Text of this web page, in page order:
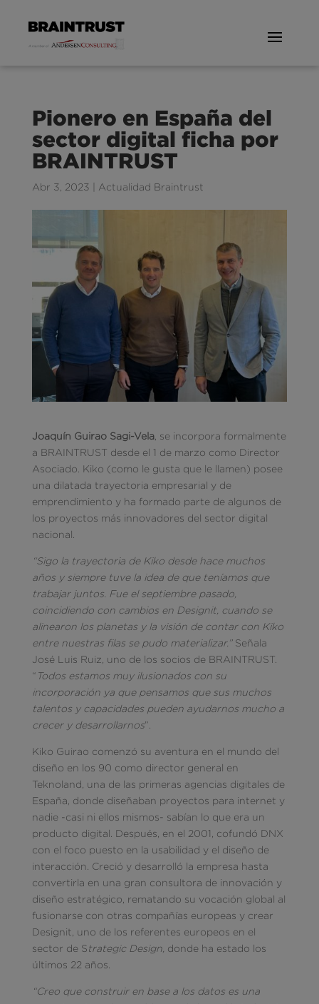
Pionero en España del
sector digital ficha por
BRAINTRUST
Abr 3, 2023 Actualidad Braintrust
Joaquín Guirao Sagi-Vela, se incorpora formalmente
a BRAINTRUST desde el 1 de marzo como Director
Asociado. Kiko (como le gusta que le llamen) posee
una dilatada trayectoria empresarial y de
emprendimiento y ha formado parte de algunos de
los proyectos más innovadores del sector digital
nacional.
“Sigo la trayectoria de Kiko desde hace muchos
años y siempre tuve la idea de que teníamos que
trabajar juntos. Fue el septiembre pasado,
coincidiendo con cambios en Designit, cuando se
alinearon los planetas y la visión de contar con Kiko
entre nuestras filas se pudo materializar.” Señala
José Luis Ruiz, uno de los socios de BRAINTRUST.
“ Todos estamos muy ilusionados con su
incorporación ya que pensamos que sus muchos
talentos y capacidades pueden ayudarnos mucho a
crecer y desarrollarnos”.
Kiko Guirao comenzó su aventura en el mundo del
diseño en los 90 como director general en
Teknoland, una de las primeras agencias digitales de
España, donde diseñaban proyectos para internet y
nadie -casi ni ellos mismos- sabían lo que era un
producto digital. Después, en el 2001, cofundó DNX
con el foco puesto en la usabilidad y el diseño de
interacción. Creció y desarrolló la empresa hasta
convertirla en una gran consultora de innovación y
diseño estratégico, rematando su vocación global al
fusionarse con otras compañías europeas y crear
Designit, uno de los referentes europeos en el
sector de S trategic Design, donde ha estado los
últimos 22 años.
“Creo que construir en base a los datos es una